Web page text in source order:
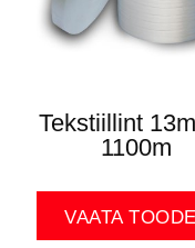
Tekstiillint
1100m
VAATA